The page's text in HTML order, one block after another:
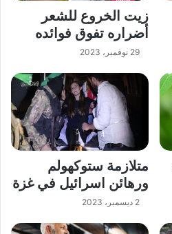
زيت الخروع للشعر
أضراره تفوق فوائده
29 نوفمبر، 2023
متلازمة ستوكهولم
ورهائن اسرائيل في غزة
2 ديسمبر، 2023